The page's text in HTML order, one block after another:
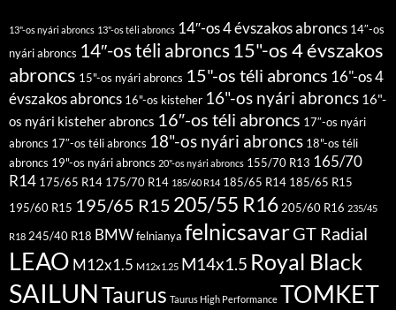
13"-os nyári abroncs 13"-os téli abroncs 14″-os 4 évszakos abroncs 14″-os
nyári abroncs 14″-os téli abroncs15"-os 4 évszakos
abroncs 15"-os nyári abroncs 15"-os téli abroncs 16"-os 4
évszakos abroncs 16"-os kisteher 16"-os nyári abroncs 16"-
os nyári kisteher abroncs 16″-os téli abroncs 17″-os nyári
abroncs 17″-os téli abroncs 18"-os nyári abroncs 18"-os téli
abroncs 19"-os nyári abroncs 20"-os nyári abroncs 155/70 R13 165/70
R14 175/65 R14 175/70 R14 185/60 R14 185/65 R14 185/65 R15
195/60 R15 195/65 R15 205/55 R16 205/60 R16 235/45
R18 245/40 R18 BMWfelnianya felnicsavarGT Radial
LEAO M12x1.5 M12x1.25 M14x1.5 Royal Black
SAILUNTaurus Taurus High Performance TOMKET